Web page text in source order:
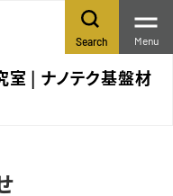
室 | ナノテク基盤材
Search Menu